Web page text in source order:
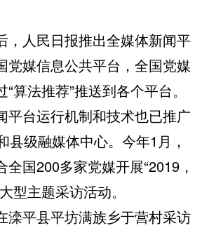
人民日报推出全媒体新闻平
媒信息公共平台，全国党媒
算法推荐”推送到各个平台。
平台运行机制和技术也已推广
县级融媒体中心。今年1月，
国200多家党媒开展“2019，
型主题采访活动。
平县平坊满族乡于营村采访